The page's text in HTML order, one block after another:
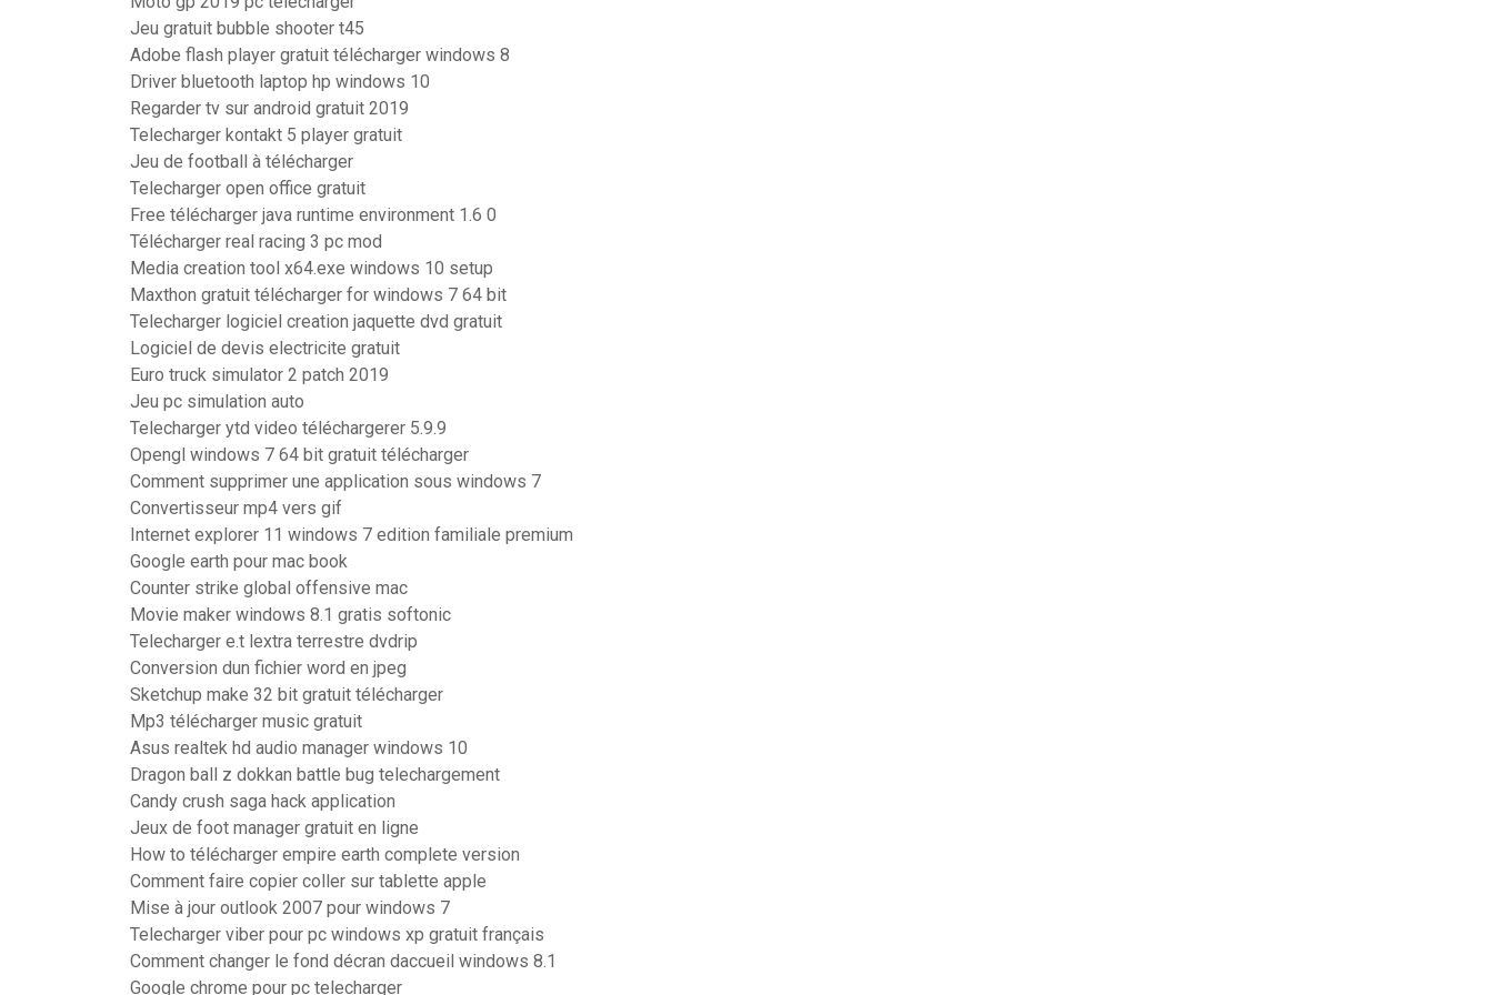
Jeu gratuit bubble shooter t45
Adobe flash player gratuit télécharger windows 8
Driver bluetooth laptop hp windows 10
Regarder tv sur android gratuit 2019
Telecharger kontakt 5 player gratuit
Jeu de football à télécharger
Telecharger open office gratuit
Free télécharger java runtime environment 1.6 0
Télécharger real racing 3 pc mod
Media creation tool x64.exe windows 10 setup
Maxthon gratuit télécharger for windows 7 64 bit
Telecharger logiciel creation jaquette dvd gratuit
Logiciel de devis electricite gratuit
Euro truck simulator 2 patch 2019
Jeu pc simulation auto
Telecharger ytd video téléchargerer 5.9.9
Opengl windows 7 64 bit gratuit télécharger
Comment supprimer une application sous windows 7
Convertisseur mp4 vers gif
Internet explorer 11 windows 7 edition familiale premium
Google earth pour mac book
Counter strike global offensive mac
Movie maker windows 8.1 gratis softonic
Telecharger e.t lextra terrestre dvdrip
Conversion dun fichier word en jpeg
Sketchup make 32 bit gratuit télécharger
Mp3 télécharger music gratuit
Asus realtek hd audio manager windows 10
Dragon ball z dokkan battle bug telechargement
Candy crush saga hack application
Jeux de foot manager gratuit en ligne
How to télécharger empire earth complete version
Comment faire copier coller sur tablette apple
Mise à jour outlook 2007 pour windows 7
Telecharger viber pour pc windows xp gratuit français
Comment changer le fond décran daccueil windows 8.1
Google chrome pour pc telecharger